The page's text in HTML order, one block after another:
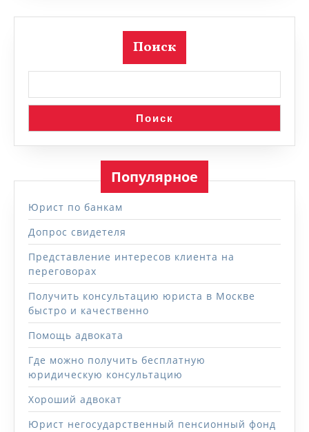
Поиск
Поиск
Популярное
Юрист по банкам
Допрос свидетеля
Представление интересов клиента на
переговорах
Получить консультацию юриста в Москве
быстро и качественно
Помощь адвоката
Где можно получить бесплатную
юридическую консультацию
Хороший адвокат
Юрист негосударственный пенсионный фонд